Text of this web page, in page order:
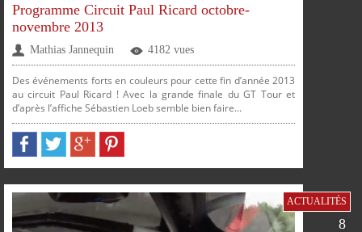
SUR
Programme Circuit Paul Ricard octobre-
novembre 2013
Mathias Jannequin 4182 vues
Des événements forts en couleurs pour cette fin d’année 2013
au circuit Paul Ricard ! Avec la grande finale du GT Tour et
d’après l’affiche Sébastien Loeb semble bien faire...
ACTUALITÉS
8